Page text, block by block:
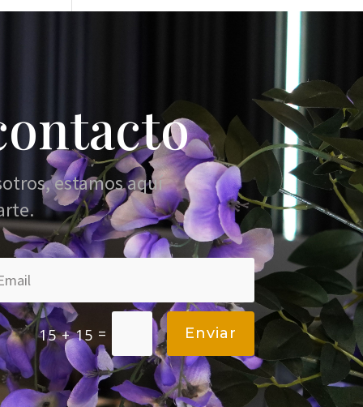
estamos aquí
15 + 15 = Enviar